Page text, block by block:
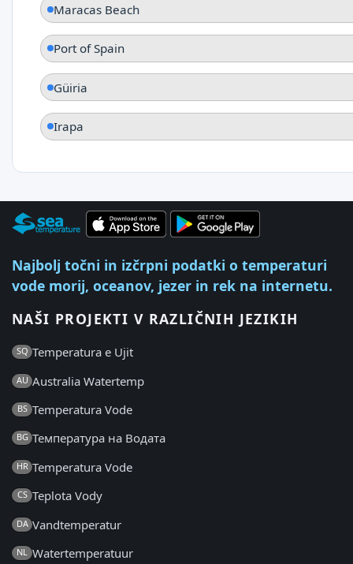
Maracas Beach
Port of Spain
Güiria
Irapa
Najbolj točni in izčrpni podatki o temperaturi
vode morij, oceanov, jezer in rek na internetu.
NAŠI PROJEKTI V RAZLIČNIH JEZIKIH
SQ Temperatura e Ujit
AU Australia Watertemp
BS Temperatura Vode
BG Температура на Водата
HR Temperatura Vode
CS Teplota Vody
DA Vandtemperatur
NL Watertemperatuur